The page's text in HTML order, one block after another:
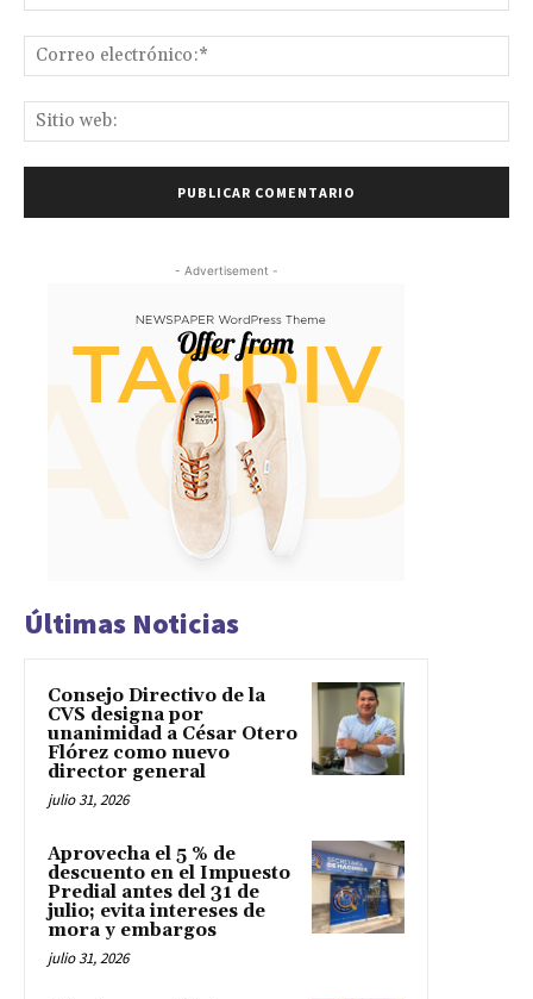
- Advertisement -
Últimas Noticias
Consejo Directivo de la
CVS designa por
unanimidad a César Otero
Flórez como nuevo
director general
julio 31, 2026
Aprovecha el 5 % de
descuento en el Impuesto
Predial antes del 31 de
julio; evita intereses de
mora y embargos
julio 31, 2026